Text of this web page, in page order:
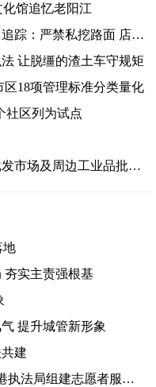
馆追忆老阳江
《我市出台城市管理精细化标准》追踪：严禁私挖路面 店招一街一式
让脱缰的渣土车守规矩
18项管理标准分类量化
社区列为试点
鲤城区多部门联合整治幸福鞋业批发市场及周边工业品批发市场的各种乱象
地
夯实主责强根基
提升城管新形象
建
志愿者 这群城管人的第二身份 泉港执法局组建志愿者服务队